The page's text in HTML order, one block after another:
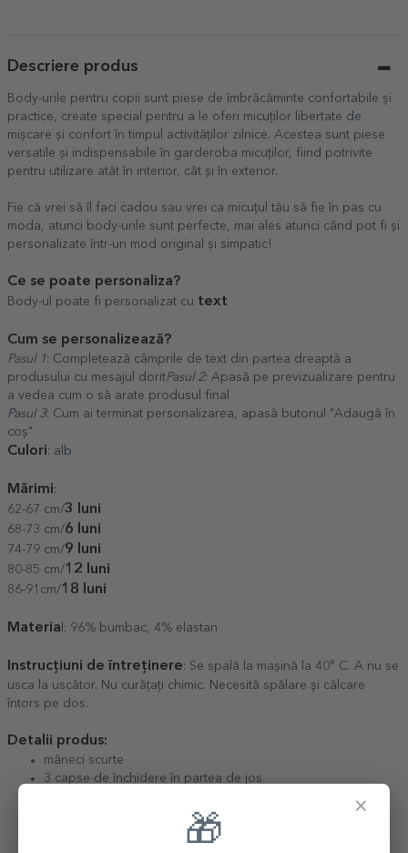
Descriere produs
Body-urile pentru copii sunt piese de îmbrăcăminte confortabile și
practice, create special pentru a le oferi micuților libertate de
mișcare și confort în timpul activităților zilnice. Acestea sunt piese
versatile și indispensabile în garderoba micuților, fiind potrivite
pentru utilizare atât în interior, cât și în exterior.
Fie că vrei să îl faci cadou sau vrei ca micuțul tău să fie în pas cu
moda, atunci body-urile sunt perfecte, mai ales atunci când pot fi și
personalizate într-un mod original și simpatic!
Ce se poate personaliza?
Body-ul poate fi personalizat cu text
Cum se personalizează?
Pasul 1: Completează câmprile de text din partea dreaptă a
produsului cu mesajul doritPasul 2: Apasă pe previzualizare pentru
a vedea cum o să arate produsul final
Pasul 3: Cum ai terminat personalizarea, apasă butonul "Adaugă în
coș"
Culori: alb
Mărimi:
62-67 cm/3 luni
68-73 cm/6 luni
74-79 cm/9 luni
80-85 cm/12 luni
86-91cm/18 luni
Materia l: 96% bumbac, 4% elastan
Instrucțiuni de întreținere: Se spală la mașină la 40° C. A nu se
usca la uscător. Nu curățați chimic. Necesită spălare și călcare
întors pe dos.
Detalii produs:
mâneci scurte
3 capse de închidere în partea de jos
eticheta se poate îndepărta
×
🎁